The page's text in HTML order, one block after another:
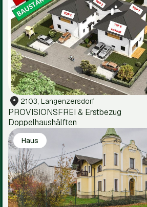
2103, Langenzersdorf
PROVISIONSFREI & Erstbezug
Doppelhaushälften
Haus